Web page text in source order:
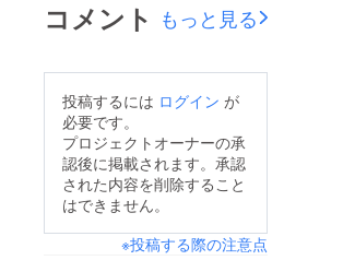
コメント もっと見る
投稿するには ログイン が
必要です。
プロジェクトオーナーの承
認後に掲載されます。承認
された内容を削除すること
はできません。
※投稿する際の注意点